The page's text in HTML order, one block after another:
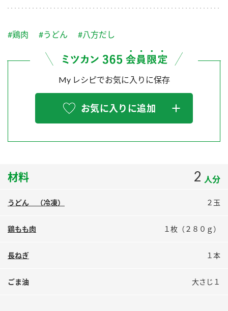
ふりかけ
炊き込みご飯の素 米飯用調味液
つゆ
PIN印
スペシャルサイト
お酢を知ろう！
ぽん酢サワー
ミツカンのCM
ZENB initiative
MIM（ミツカンミュージアム）
各部門が大切にしていること
販売終了製品のご案内
よくあるご質問
地図から取り扱い店舗を探す
#鶏肉 #うどん #八方だし
My レシピでお気に入りに保存
お気に入りに追加
材料 2 人分
うどん （冷凍） ２玉
鶏もも肉 １枚（２８０ｇ）
長ねぎ １本
ごま油 大さじ１